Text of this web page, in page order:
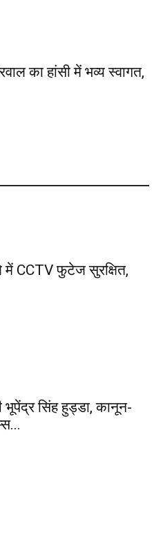
का हांसी में भव्य स्वागत,
में CCTV फुटेज सुरक्षित,
भूपेंद्र सिंह हुड्डा, कानून-